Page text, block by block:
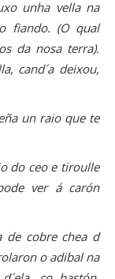
unha vella na
fiando. (O qual
da nosa terra).
cand´a deixou,
un raio que te
do ceo e tiroulle
ver á carón
de cobre chea d
o adibal na